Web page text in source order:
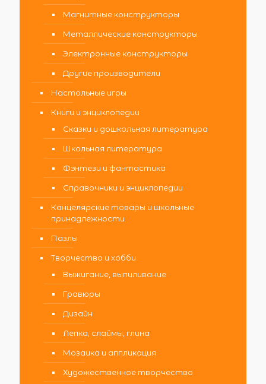
Магнитные конструкторы
Металлические конструкторы
Электронные конструкторы
Другие производители
Настольные игры
Книги и энциклопедии
Сказки и дошкольная литература
Школьная литература
Фэнтези и фантастика
Справочники и энциклопедии
Канцелярские товары и школьные
принадлежности
Пазлы
Творчество и хобби
Выжигание, выпиливание
Гравюры
Дизайн
Лепка, слаймы, глина
Мозаика и аппликация
Художественное творчество